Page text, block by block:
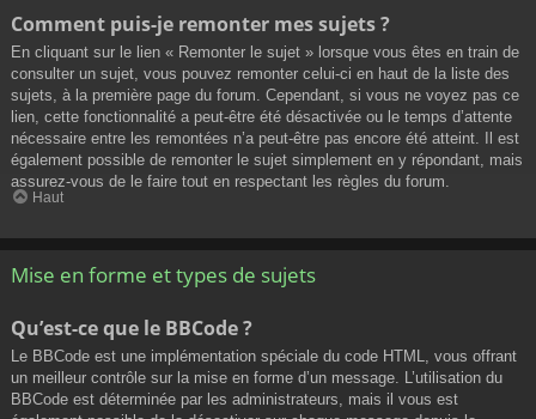
Comment puis-je remonter mes sujets ?
En cliquant sur le lien « Remonter le sujet » lorsque vous êtes en train de
consulter un sujet, vous pouvez remonter celui-ci en haut de la liste des
sujets, à la première page du forum. Cependant, si vous ne voyez pas ce
lien, cette fonctionnalité a peut-être été désactivée ou le temps d’attente
nécessaire entre les remontées n’a peut-être pas encore été atteint. Il est
également possible de remonter le sujet simplement en y répondant, mais
assurez-vous de le faire tout en respectant les règles du forum.
Haut
Mise en forme et types de sujets
Qu’est-ce que le BBCode ?
Le BBCode est une implémentation spéciale du code HTML, vous offrant
un meilleur contrôle sur la mise en forme d’un message. L’utilisation du
BBCode est déterminée par les administrateurs, mais il vous est